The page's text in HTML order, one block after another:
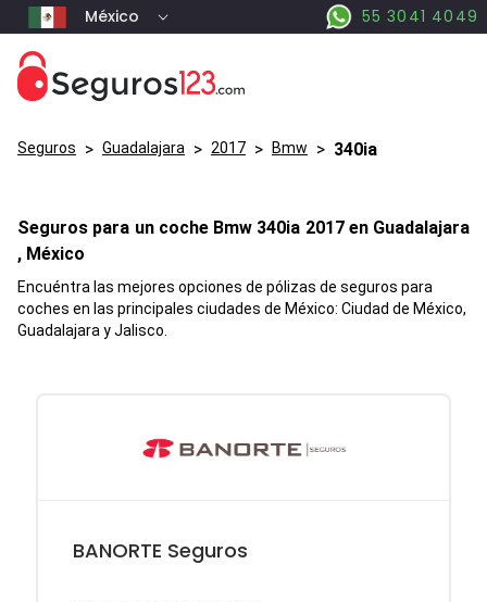
México 55 3041 4049
Seguros > Guadalajara > 2017 > Bmw > 340ia
Seguros para un coche Bmw 340ia 2017 en Guadalajara
, México
Encuéntra las mejores opciones de pólizas de seguros para
coches en las principales ciudades de México: Ciudad de México,
Guadalajara y Jalisco.
BANORTE Seguros